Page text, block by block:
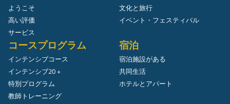
ようこそ
高い評価
サービス
文化と旅行
イベント・フェスティバル
コースプログラム
インテンシブコース
インテンシブ20 +
特別プログラム
教師トレーニング
宿泊
宿泊施設がある
共同生活
ホテルとアパート